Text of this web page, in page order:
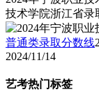
技术学院浙江省录
普通类录取分数线
2024/11/14
艺考热门标签